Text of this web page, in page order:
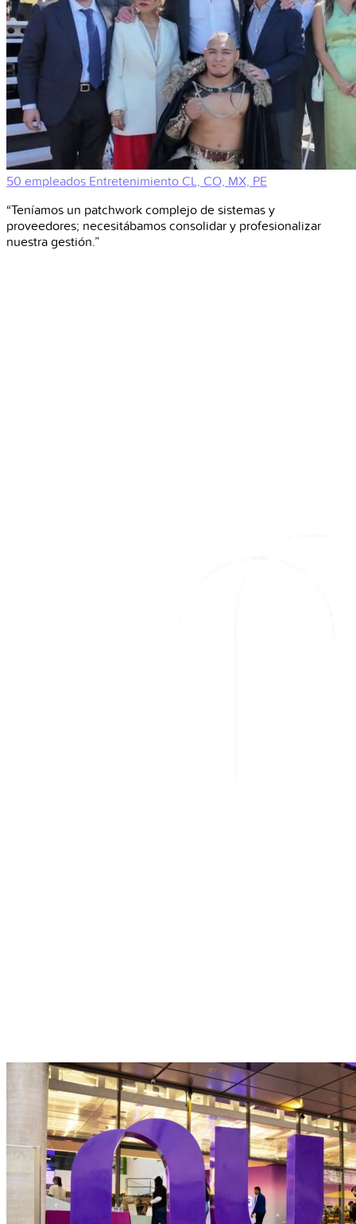
50 empleados Entretenimiento CL, CO, MX, PE
“Teníamos un patchwork complejo de sistemas y
proveedores; necesitábamos consolidar y profesionalizar
nuestra gestión.”